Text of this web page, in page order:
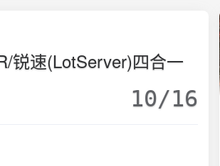
锐速(LotServer)四合一
10/16